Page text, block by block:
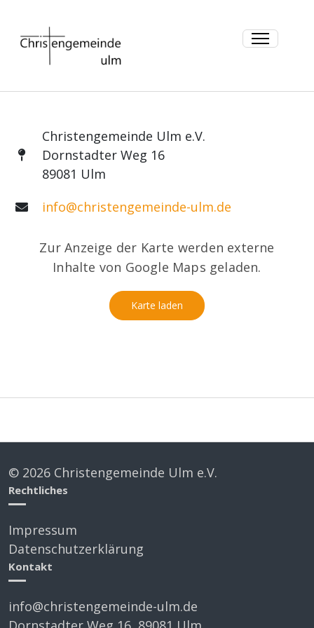
Christengemeinde Ulm e.V.
Dornstadter Weg 16
89081 Ulm
info@christengemeinde-ulm.de
Zur Anzeige der Karte werden externe
Inhalte von Google Maps geladen.
Karte laden
© 2026 Christengemeinde Ulm e.V.
Rechtliches
Impressum
Datenschutzerklärung
Kontakt
info@christengemeinde-ulm.de